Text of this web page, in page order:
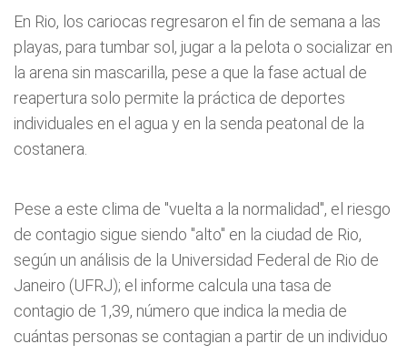
En Rio, los cariocas regresaron el fin de semana a las
playas, para tumbar sol, jugar a la pelota o socializar en
la arena sin mascarilla, pese a que la fase actual de
reapertura solo permite la práctica de deportes
individuales en el agua y en la senda peatonal de la
costanera.
Pese a este clima de "vuelta a la normalidad", el riesgo
de contagio sigue siendo "alto" en la ciudad de Rio,
según un análisis de la Universidad Federal de Rio de
Janeiro (UFRJ); el informe calcula una tasa de
contagio de 1,39, número que indica la media de
cuántas personas se contagian a partir de un individuo